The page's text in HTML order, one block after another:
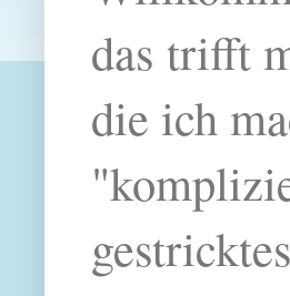
das trifft
die ich